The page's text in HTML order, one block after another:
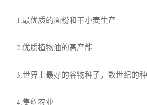
1.最优质的面粉和干小麦生产
2.优质植物油的高产能
3.世界上最好的谷物种子，数世纪的
4.集约农业